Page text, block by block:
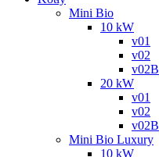
Mini Bio
10 kW
v01
v02
v02B
20 kW
v01
v02
v02B
Mini Bio Luxury
10 kW